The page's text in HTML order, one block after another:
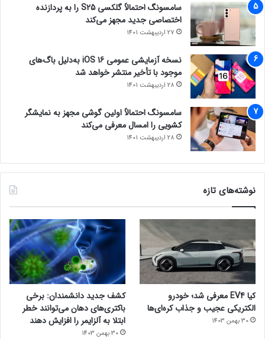
سامسونگ احتمالاً گلکسی S25 را به پردازنده
اختصاصی جدید مجهز می‌کند
27 اردیبهشت 1401
نسخه آزمایشی عمومی iOS 16 به‌دلیل باگ‌های
موجود با تأخیر منتشر خواهد شد
28 اردیبهشت 1401
سامسونگ احتمالاً اولین گوشی مجهز به نمایشگر
کشویی را امسال معرفی می‌کند
28 اردیبهشت 1401
نوشته‌های تازه
کیا EV4 معرفی شد؛ خودرو
الکتریکی عجیب و جذاب کره‌ای‌ها
30 بهمن 1403
کشف جدید دانشمندان: برخی
باکتری‌های دهان می‌توانند خطر
ابتلا به آلزایمر را افزایش دهند
30 بهمن 1403